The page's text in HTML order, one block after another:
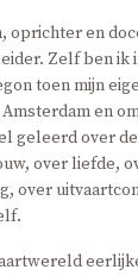
oprichter en
Zelf ben ik
toen mijn
en
geleerd over
over liefde,
over